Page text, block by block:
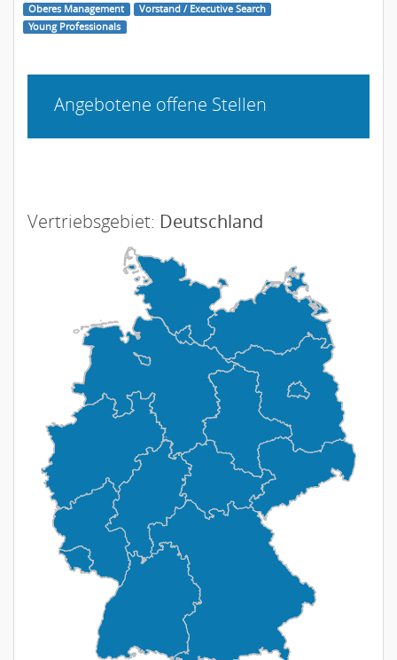
Oberes Management
Vorstand / Executive Search
Young Professionals
Angebotene offene Stellen
Vertriebsgebiet: Deutschland